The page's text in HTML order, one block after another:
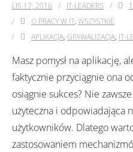
LIS 17, 2016 IT-LEADERS 1
O PRACY W IT, WSZYSTKIE
APLIKACJA, GRYWALIZACJA, IT-
Masz pomysł na aplikację,
faktycznie przyciągnie ona
osiągnie sukces? Nie
użyteczna i odpowiadająca
użytkowników. Dlatego
zastosowaniem